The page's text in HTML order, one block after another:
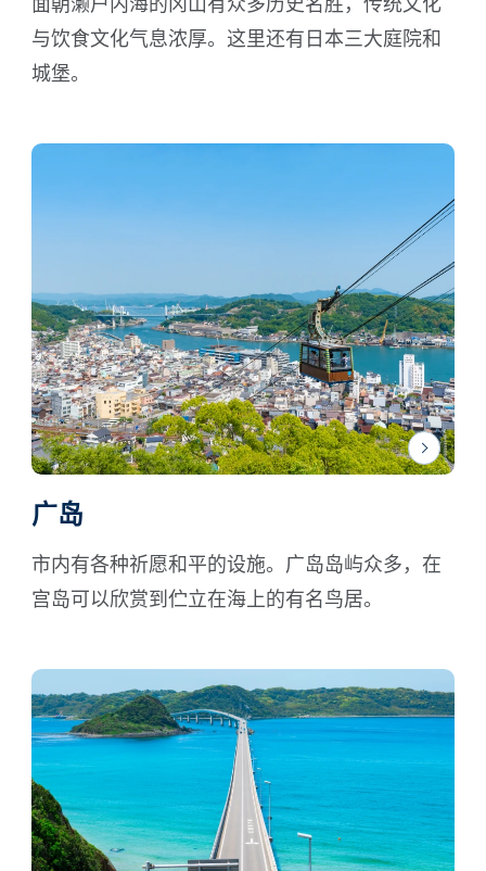
与饮食文化气息浓厚。这里还有日本三大庭院和
城堡。
广岛
市内有各种祈愿和平的设施。广岛岛屿众多，在
宫岛可以欣赏到伫立在海上的有名鸟居。